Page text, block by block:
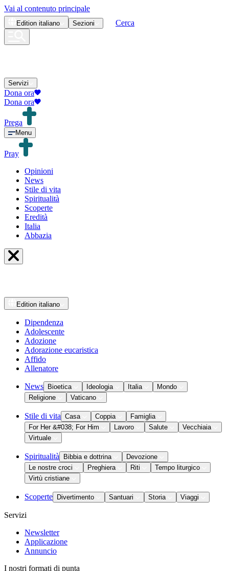
Vai al contenuto principale
Edition italiano Sezioni Cerca
Servizi
Dona ora
Dona ora
Prega
Menu
Pray
Opinioni
News
Stile di vita
Spiritualità
Scoperte
Eredità
Italia
Abbazia
Edition italiano
Dipendenza
Adolescente
Adozione
Adorazione eucaristica
Affido
Allenatore
News Bioetica Ideologia Italia
Mondo
Religione
Vaticano
Stile di vita Casa Coppia
Famiglia
For Her &#038; For Him
Lavoro Salute
Vecchiaia
Virtuale
Spiritualità Bibbia e dottrina
Devozione
Le nostre croci
Preghiera Riti
Tempo liturgico
Virtù cristiane
Scoperte Divertimento Santuari Storia Viaggi
Servizi
Newsletter
Applicazione
Annuncio
I nostri formati di punta